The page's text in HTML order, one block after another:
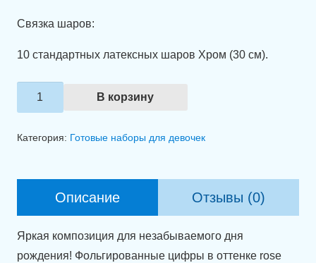
Связка шаров:
10 стандартных латексных шаров Хром (30 см).
Количество
товара
Love"
В корзину
Категория: Готовые наборы для девочек
Описание Отзывы (0)
Яркая композиция для незабываемого дня
рождения! Фольгированные цифры в оттенке rose